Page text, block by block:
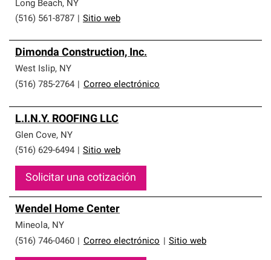
Long Beach, NY
(516) 561-8787
Sitio web
Dimonda Construction, Inc.
West Islip, NY
(516) 785-2764
Correo electrónico
L.I.N.Y. ROOFING LLC
Glen Cove, NY
(516) 629-6494
Sitio web
Solicitar una cotización
Wendel Home Center
Mineola, NY
(516) 746-0460
Correo electrónico Sitio web